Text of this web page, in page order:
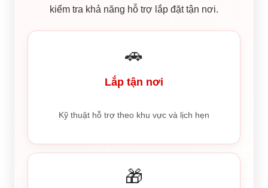
kiểm tra khả năng hỗ trợ lắp đặt tận nơi.
🚗
Lắp tận nơi
Kỹ thuật hỗ trợ theo khu vực và lịch hẹn
🎁